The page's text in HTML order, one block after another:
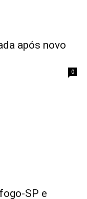
após novo
0
SP e